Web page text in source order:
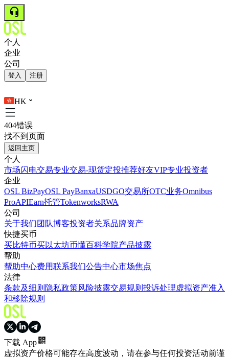
个人
企业
公司
登入 注册
HK
404错误
找不到页面
返回主页
个人
市场闪电交易专业交易-现货定投推荐好友VIP专业投资者
企业
OSL BizPayOSL PayBanxaUSDGO交易所OTC业务Omnibus
ProAPIEarn托管TokenworksRWA
公司
关于我们团队博客投资者关系品牌资产
快捷买币
买比特币买以太坊币懂百科学院产品披露
帮助
帮助中心费用联系我们公告中心市场焦点
法律
条款及细则 隐私政策风险披露交易规则 投诉处理虚拟资产准入
和移除规则
下载 App
虚拟资产价格可能存在高度波动，请在参与任何投资活动前谨